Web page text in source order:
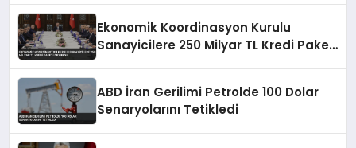
Ekonomik Koordinasyon Kurulu
Sanayicilere 250 Milyar TL Kredi Paketi
ABD İran Gerilimi Petrolde 100 Dolar
Senaryolarını Tetikledi